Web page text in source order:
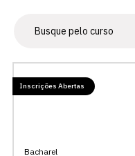
Inscrições Abertas
Bacharel